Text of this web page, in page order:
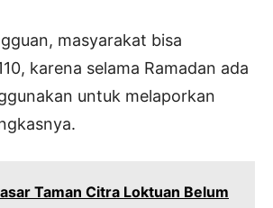
masyarakat bisa
karena selama Ramadan ada
untuk melaporkan
Taman Citra Loktuan Belum